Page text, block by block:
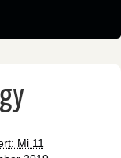
Mi 11